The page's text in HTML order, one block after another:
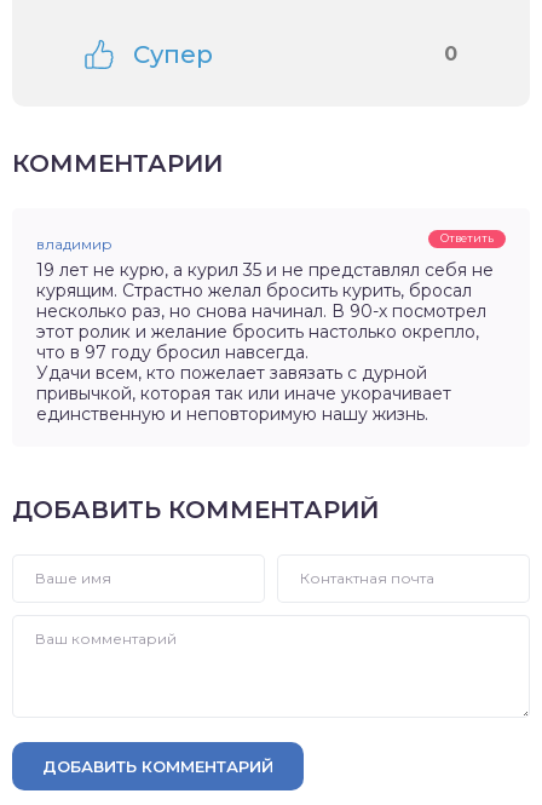
Супер 0
КОММЕНТАРИИ
владимир Ответить
19 лет не курю, а курил 35 и не представлял себя не
курящим. Страстно желал бросить курить, бросал
несколько раз, но снова начинал. В 90-х посмотрел
этот ролик и желание бросить настолько окрепло,
что в 97 году бросил навсегда.
Удачи всем, кто пожелает завязать с дурной
привычкой, которая так или иначе укорачивает
единственную и неповторимую нашу жизнь.
ДОБАВИТЬ КОММЕНТАРИЙ
ДОБАВИТЬ КОММЕНТАРИЙ